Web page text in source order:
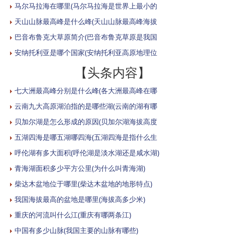
马尔马拉海在哪里(马尔马拉海是世界上最小的
天山山脉最高峰是什么峰(天山山脉最高峰海拔
巴音布鲁克大草原简介(巴音布鲁克草原是我国
安纳托利亚是哪个国家(安纳托利亚高原地理位
【头条内容】
七大洲最高峰分别是什么峰(各大洲最高峰在哪
云南九大高原湖泊指的是哪些湖(云南的湖有哪
贝加尔湖是怎么形成的原因(贝加尔湖海拔高度
五湖四海是哪五湖哪四海(五湖四海是指什么生
呼伦湖有多大面积(呼伦湖是淡水湖还是咸水湖)
青海湖面积多少平方公里(为什么叫青海湖)
柴达木盆地位于哪里(柴达木盆地的地形特点)
我国海拔最高的盆地是哪里(海拔高多少米)
重庆的河流叫什么江(重庆有哪两条江)
中国有多少山脉(我国主要的山脉有哪些)